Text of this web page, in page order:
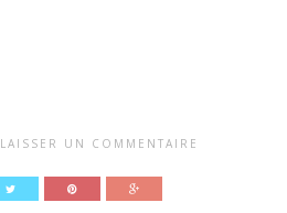
LAISSER UN COMMENTAIRE